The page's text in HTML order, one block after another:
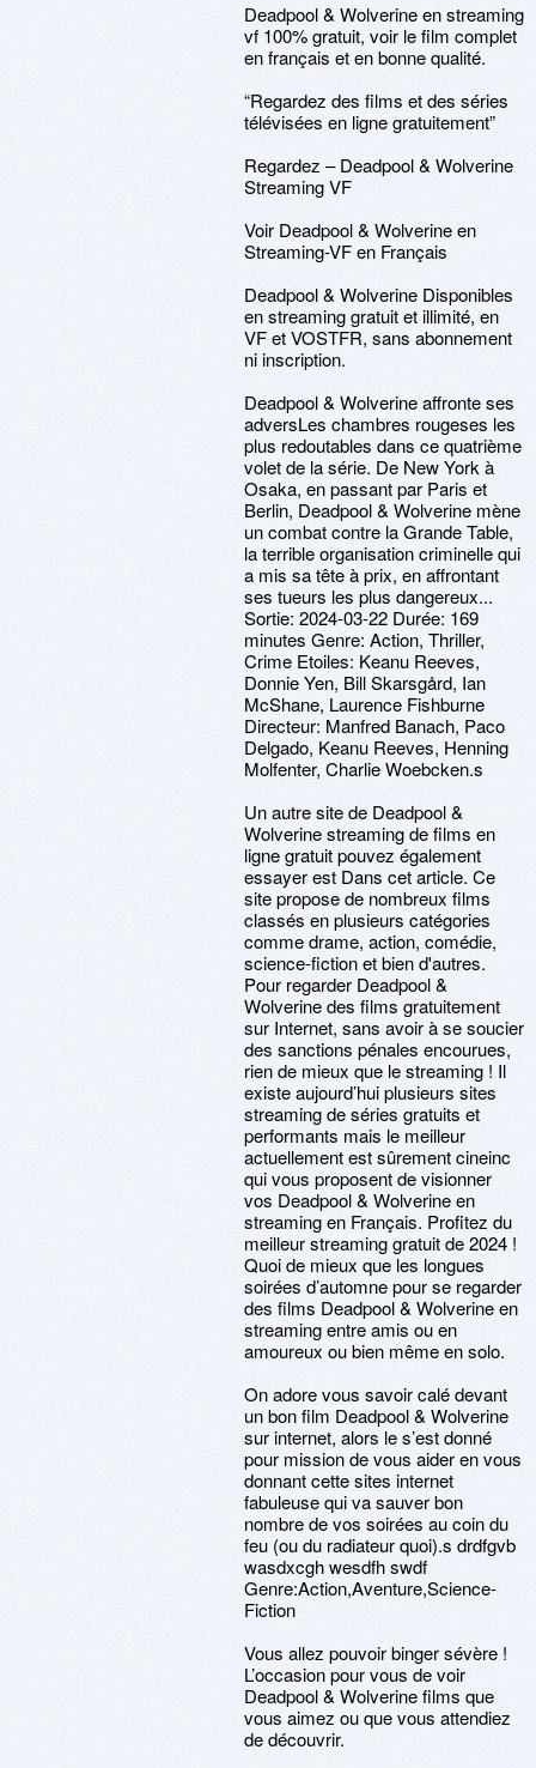
Deadpool & Wolverine en streaming
vf 100% gratuit, voir le film complet
en français et en bonne qualité.
“Regardez des films et des séries
télévisées en ligne gratuitement”
Regardez – Deadpool & Wolverine
Streaming VF
Voir Deadpool & Wolverine en
Streaming-VF en Français
Deadpool & Wolverine Disponibles
en streaming gratuit et illimité, en
VF et VOSTFR, sans abonnement
ni inscription.
Deadpool & Wolverine affronte ses
adversLes chambres rougeses les
plus redoutables dans ce quatrième
volet de la série. De New York à
Osaka, en passant par Paris et
Berlin, Deadpool & Wolverine mène
un combat contre la Grande Table,
la terrible organisation criminelle qui
a mis sa tête à prix, en affrontant
ses tueurs les plus dangereux...
Sortie: 2024-03-22 Durée: 169
minutes Genre: Action, Thriller,
Crime Etoiles: Keanu Reeves,
Donnie Yen, Bill Skarsgård, Ian
McShane, Laurence Fishburne
Directeur: Manfred Banach, Paco
Delgado, Keanu Reeves, Henning
Molfenter, Charlie Woebcken.s
Un autre site de Deadpool &
Wolverine streaming de films en
ligne gratuit pouvez également
essayer est Dans cet article. Ce
site propose de nombreux films
classés en plusieurs catégories
comme drame, action, comédie,
science-fiction et bien d'autres.
Pour regarder Deadpool &
Wolverine des films gratuitement
sur Internet, sans avoir à se soucier
des sanctions pénales encourues,
rien de mieux que le streaming ! Il
existe aujourd’hui plusieurs sites
streaming de séries gratuits et
performants mais le meilleur
actuellement est sûrement cineinc
qui vous proposent de visionner
vos Deadpool & Wolverine en
streaming en Français. Profitez du
meilleur streaming gratuit de 2024 !
Quoi de mieux que les longues
soirées d’automne pour se regarder
des films Deadpool & Wolverine en
streaming entre amis ou en
amoureux ou bien même en solo.
On adore vous savoir calé devant
un bon film Deadpool & Wolverine
sur internet, alors le s’est donné
pour mission de vous aider en vous
donnant cette sites internet
fabuleuse qui va sauver bon
nombre de vos soirées au coin du
feu (ou du radiateur quoi).s drdfgvb
wasdxcgh wesdfh swdf
Genre:Action,Aventure,Science-
Fiction
Vous allez pouvoir binger sévère !
L’occasion pour vous de voir
Deadpool & Wolverine films que
vous aimez ou que vous attendiez
de découvrir.